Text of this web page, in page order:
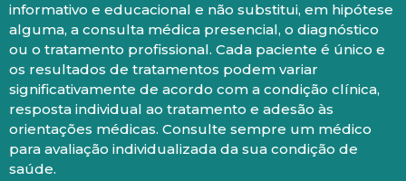
informativo e educacional e não substitui, em hipótese
alguma, a consulta médica presencial, o diagnóstico
ou o tratamento profissional. Cada paciente é único e
os resultados de tratamentos podem variar
significativamente de acordo com a condição clínica,
resposta individual ao tratamento e adesão às
orientações médicas. Consulte sempre um médico
para avaliação individualizada da sua condição de
saúde.